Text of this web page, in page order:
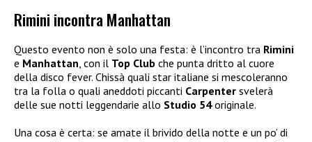
Rimini incontra Manhattan
Questo evento non è solo una festa: è l’incontro tra Rimini
e Manhattan, con il Top Club che punta dritto al cuore
della disco fever. Chissà quali star italiane si mescoleranno
tra la folla o quali aneddoti piccanti Carpenter svelerà
delle sue notti leggendarie allo Studio 54originale.
Una cosa è certa: se amate il brivido della notte e un po’ di